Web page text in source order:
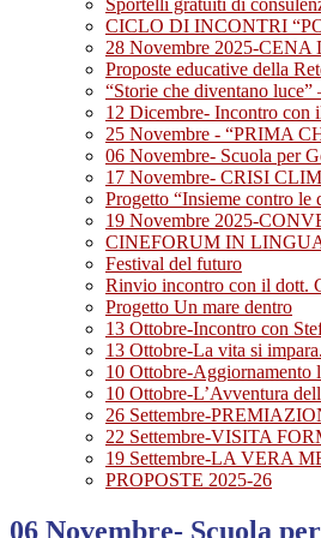
Sportelli gratuiti di
CICLO DI INCONTRI
28 Novembre 2025-
Proposte educative della
“Storie che diventano
12 Dicembre- Incontro con
25 Novembre - “PRIMA
06 Novembre- Scuola per
17 Novembre- CRISI
Progetto “Insieme contro le
19 Novembre 2025-
CINEFORUM IN
Festival del futuro
Rinvio incontro con il dott.
Progetto Un mare dentro
13 Ottobre-Incontro con
13 Ottobre-La vita si
10 Ottobre-Aggiornamento
10 Ottobre-L’Avventura
26 Settembre-
22 Settembre-VISITA
19 Settembre-LA VERA
PROPOSTE 2025-26
06 Novembre- Scuola